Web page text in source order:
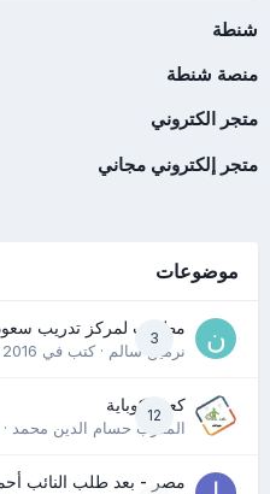
شنطة
منصة شنطة
متجر الكتروني
متجر إلكتروني مجاني
موضوعات
3
مطلوب لمركز تدريب
نرمين سالم· كتب في
12
كعب كوباية
المدرب حسام الدين محمد·
مصر - بعد طلب النائب